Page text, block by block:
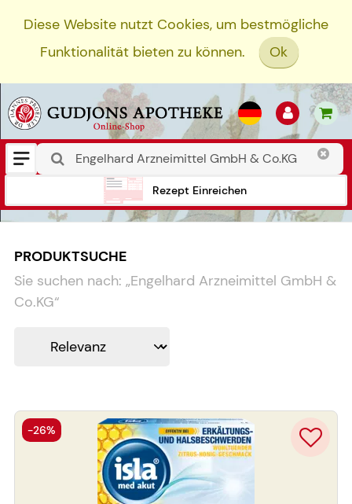
Diese Website nutzt Cookies, um bestmögliche
Funktionalität bieten zu können.
Ok
Rezept Einreichen
PRODUKTSUCHE
Sie suchen nach: „Engelhard Arzneimittel GmbH &
Co.KG“
-26%